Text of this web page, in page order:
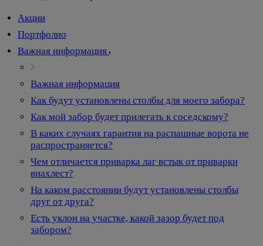
Акции
Портфолио
Важная информация
Важная информация
Как будут установлены столбы для моего забора?
Как мой забор будет прилегать к соседскому?
В каких случаях гарантия на распашные ворота не
распространяется?
Чем отличается приварка лаг встык от приварки
внахлест?
На каком расстоянии будут установлены столбы
друг от друга?
Есть уклон на участке, какой зазор будет под
забором?